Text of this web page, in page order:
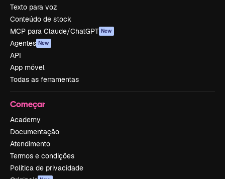
Texto para voz
Conteúdo de stock
MCP para Claude/ChatGPT New
Agentes New
API
App móvel
Todas as ferramentas
Começar
Academy
Documentação
Atendimento
Termos e condições
Política de privacidade